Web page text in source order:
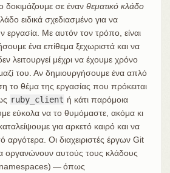
δοκιμάζουμε σε έναν θεματικό κλάδο
ειδικά σχεδιασμένο για να
εργασία. Με αυτόν τον τρόπο, είναι
ένα επίθεμα ξεχωριστά και να
λειτουργεί μέχρι να έχουμε χρόνο
του. Αν δημιουργήσουμε ένα απλό
το θέμα της εργασίας που πρόκειται
ruby_client ή κάτι παρόμοια
εύκολα να το θυμόμαστε, ακόμα κι
για αρκετό καιρό και να
αργότερα. Οι διαχειριστές έργων Git
οργανώνουν αυτούς τους κλάδους
— όπως